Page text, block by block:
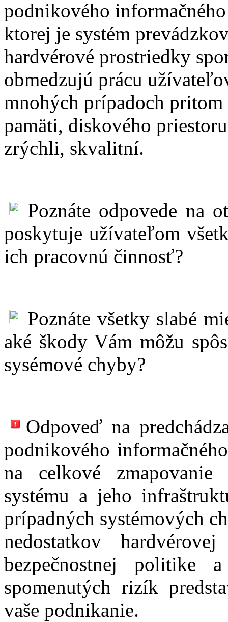
podnikového
ktorej je systém
hardvérové prostriedky
obmedzujú prácu
mnohých prípadoch pritom
pamäti, diskového
zrýchli, skvalitní.
Poznáte odpovede na
poskytuje užívateľom
ich pracovnú činnosť?
Poznáte všetky slabé
aké škody Vám môžu
sysémové chyby?
Odpoveď na
podnikového
na celkové zmapovanie
systému a jeho
prípadných systémových
nedostatkov
bezpečnostnej politike
spomenutých rizík
vaše podnikanie.